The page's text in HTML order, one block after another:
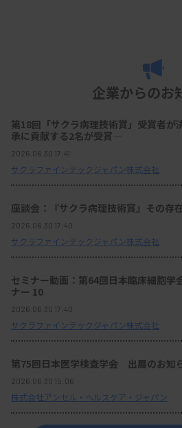
企業からのお
第18回「サクラ病理技術賞」受賞者
承に貢献する2名が受賞―
2026.06.30 17:41
サクラファインテックジャパン株式会社
座談会：『サクラ病理技術賞』その存
2026.06.30 17:40
サクラファインテックジャパン株式会社
セミナー動画：第64回日本臨床細胞学
ナー 10
2026.06.30 17:40
サクラファインテックジャパン株式会社
第75回日本医学検査学会 出展のお知
2026.06.30 15:06
株式会社アンセル・ヘルスケア・ジャパン